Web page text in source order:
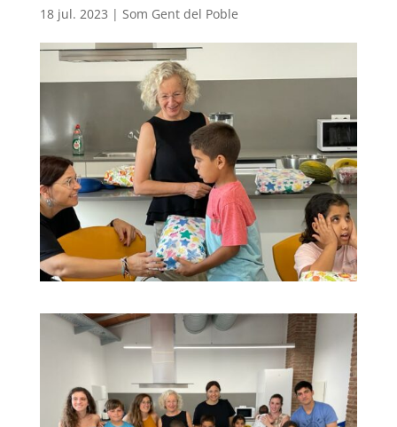
18 jul. 2023 | Som Gent del Poble